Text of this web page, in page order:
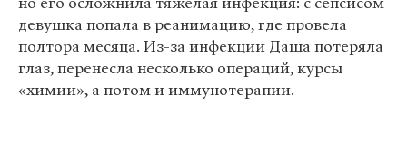
девушка попала в реанимацию, где провела
полтора месяца. Из-за инфекции Даша потеряла
глаз, перенесла несколько операций, курсы
«химии», а потом и иммунотерапии.